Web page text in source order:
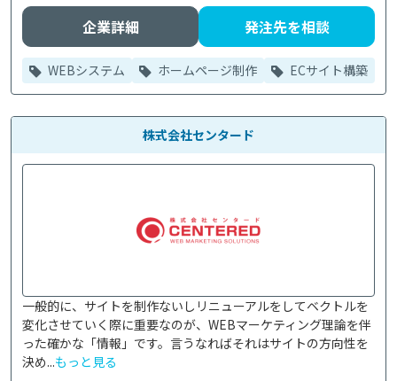
企業詳細 発注先を相談
WEBシステム ホームページ制作 ECサイト構築
株式会社センタード
一般的に、サイトを制作ないしリニューアルをしてベクトルを
変化させていく際に重要なのが、WEBマーケティング理論を伴
った確かな「情報」です。言うなればそれはサイトの方向性を
決め...もっと見る